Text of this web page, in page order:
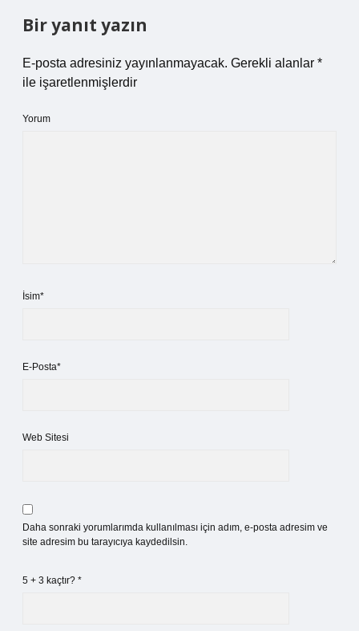
Bir yanıt yazın
E-posta adresiniz yayınlanmayacak. Gerekli alanlar *
ile işaretlenmişlerdir
Yorum
İsim*
E-Posta*
Web Sitesi
Daha sonraki yorumlarımda kullanılması için adım, e-posta adresim ve
site adresim bu tarayıcıya kaydedilsin.
5 + 3 kaçtır? *